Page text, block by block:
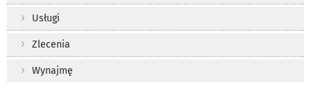
Usługi
Zlecenia
Wynajmę